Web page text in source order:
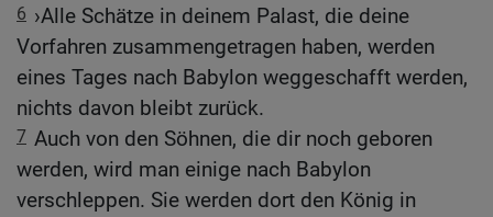
6 ›Alle Schätze in deinem Palast, die deine
Vorfahren zusammengetragen haben, werden
eines Tages nach Babylon weggeschafft werden,
nichts davon bleibt zurück.
7 Auch von den Söhnen, die dir noch geboren
werden, wird man einige nach Babylon
verschleppen. Sie werden dort den König in